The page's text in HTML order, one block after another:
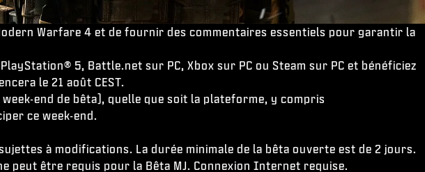
Warfare 4 et de fournir des commentaires essentiels pour garantir la
5, Battle.net sur PC, Xbox sur PC ou Steam sur PC et bénéficiez
le 21 août CEST.
end de bêta), quelle que soit la plateforme, y compris
ce week-end.
à modifications. La durée minimale de la bêta ouverte est de 2 jours.
peut être requis pour la Bêta MJ. Connexion Internet requise.